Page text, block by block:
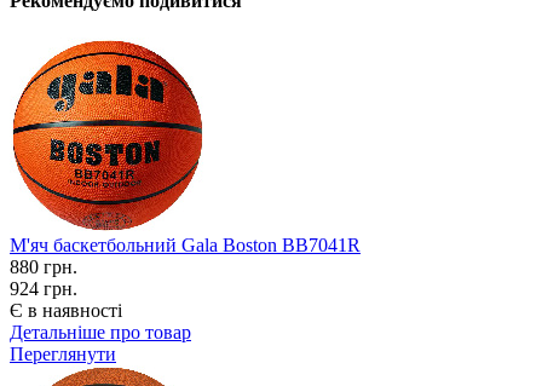
М'яч баскетбольний Gala Boston BB7041R
880 грн.
924 грн.
Є в наявності
Детальніше про товар
Переглянути